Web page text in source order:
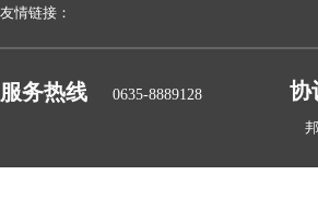
友情链接：
服务热线 0635-8889128 协